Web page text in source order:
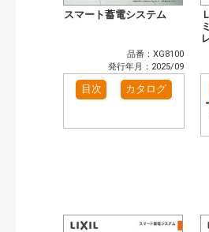
インテリア建材（1）
エクス
浴室（
トイレ
小型電気温水器（1）
太陽光
高性能住宅工法（4）
その他
開始年:
スマート蓄電システム
品番：XG8100
発行年月：2025/09
目次 カタログ